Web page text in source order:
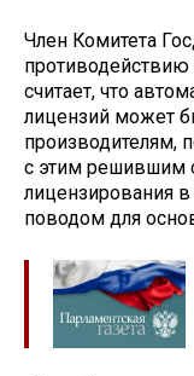
Член Комитета
противодействию
считает, что
лицензий может
производителям,
с этим решившим
лицензирования в
поводом для